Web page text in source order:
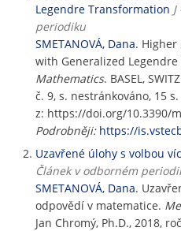
Legendre Transformation
periodiku
SMETANOVÁ, Dana. Higher
with Generalized
Mathematics. BASEL,
č. 9, s. nestránkováno, 15
z: https://doi.org/10.3390/
Podrobněji: https://
Uzavřené úlohy s volbou
Článek v odborném
SMETANOVÁ, Dana.
odpovědí v matematice.
Jan Chromý, Ph.D., 2018,